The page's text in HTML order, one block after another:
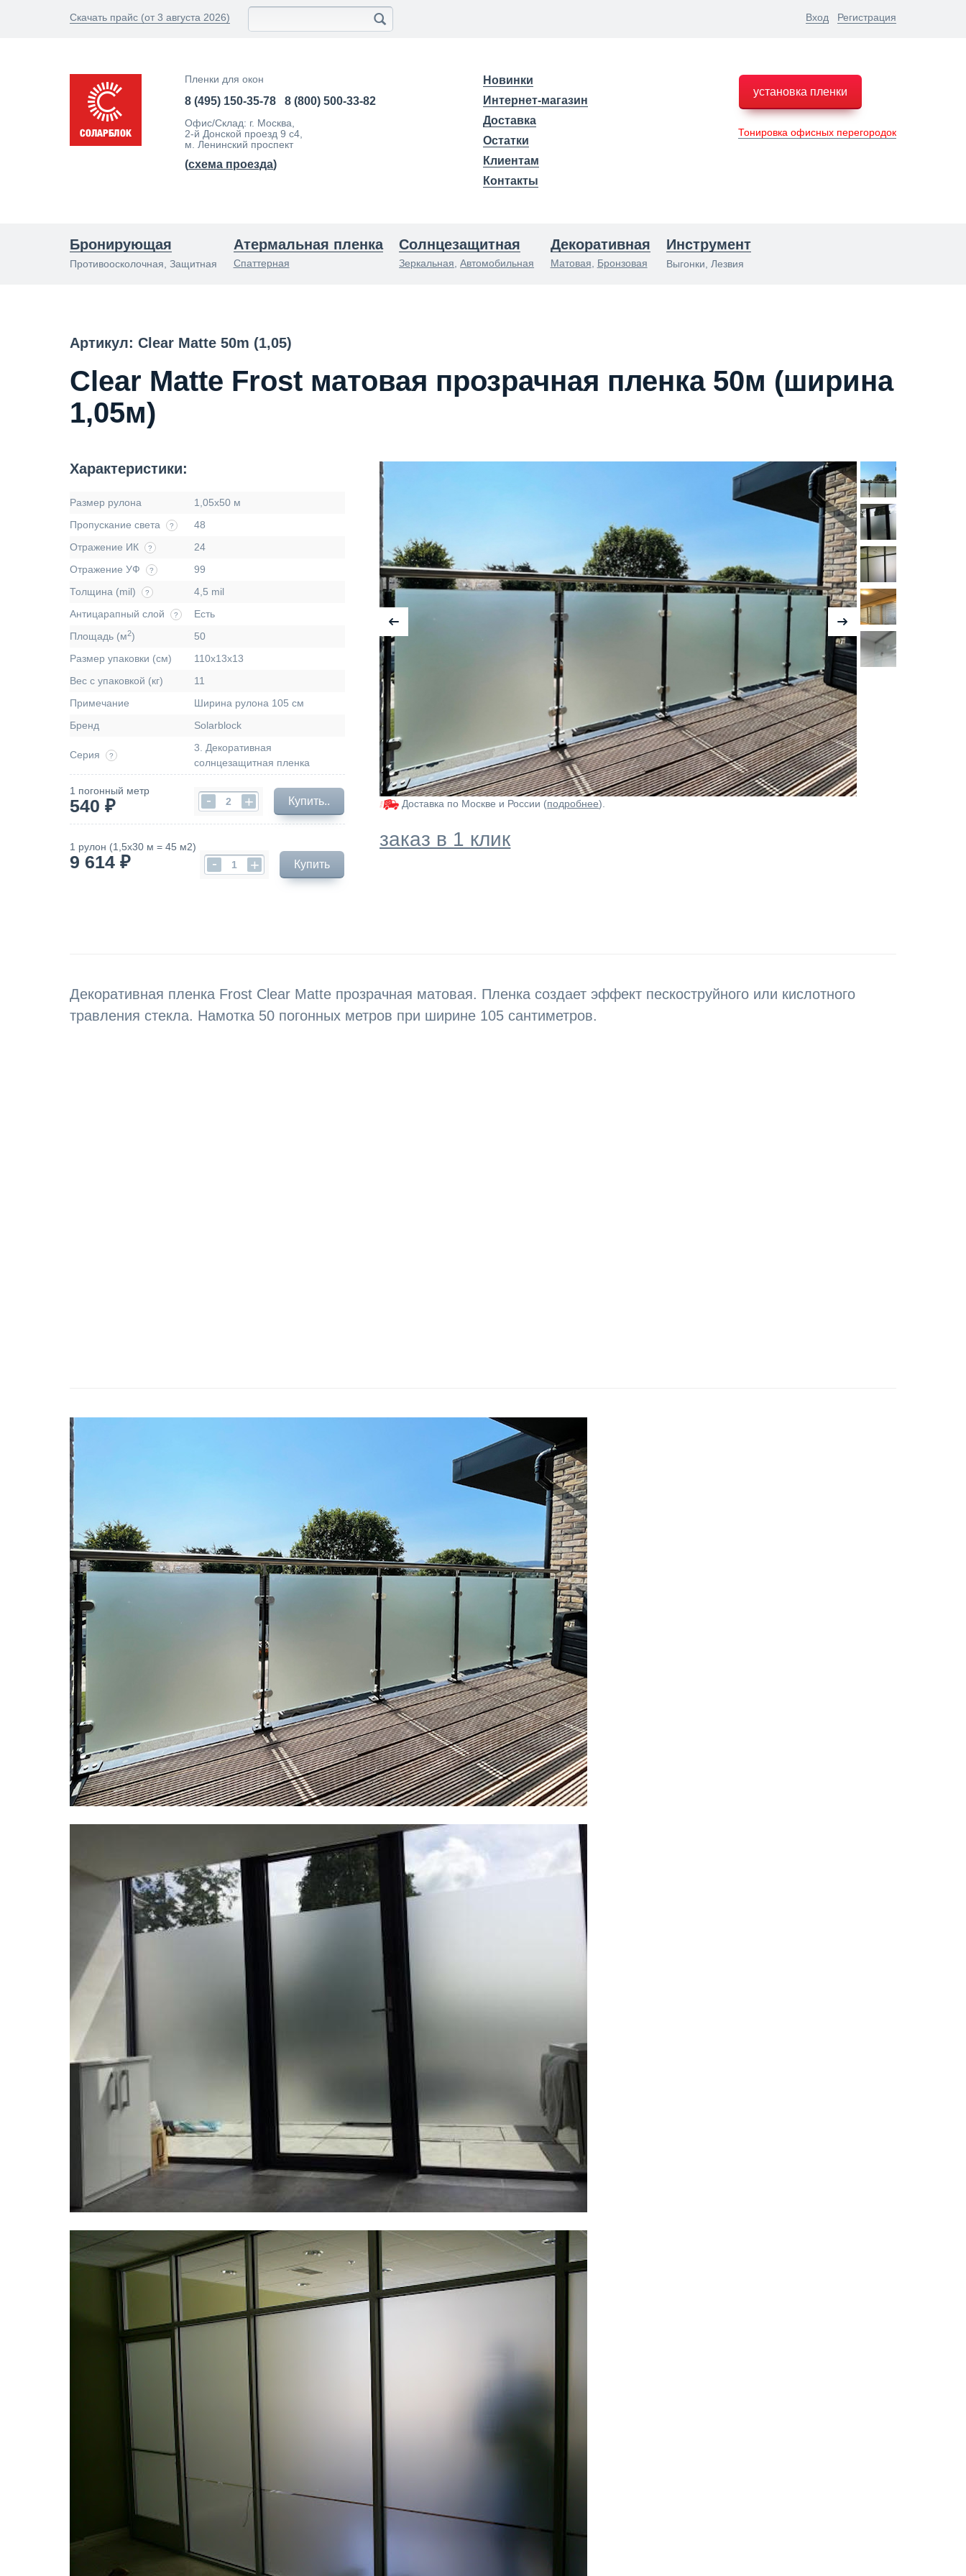
Скачать прайс (от 3 августа 2026) Вход Регистрация
Пленки для окон
8 (495) 150-35-78 8 (800) 500-33-82
Офис/Склад: г. Москва,
2-й Донской проезд 9 с4,
м. Ленинский проспект
(схема проезда)
Новинки
Интернет-магазин
Доставка
Остатки
Клиентам
Контакты
установка пленки
Тонировка офисных перегородок
Бронирующая
Противоосколочная, Защитная
Атермальная пленка
Спаттерная
Солнцезащитная
Зеркальная ,Автомобильная
Декоративная
Матовая Бронзовая
Инструмент
Выгонки, Лезвия
Артикул: Clear Matte 50m (1,05)
Clear Matte Frost матовая прозрачная пленка 50м (ширина
1,05м)
Характеристики:
Размер рулона
1,05х50 м
Пропускание света
?
48
Отражение ИК
?
24
Отражение УФ
?
99
Толщина (mil)
?
4,5 mil
Антицарапный слой
?
Есть
Площадь (м2)
50
Размер упаковки (см)
110х13х13
Вес с упаковкой (кг)
11
Примечание
Ширина рулона 105 см
Бренд
Solarblock
Серия ?
3. Декоративная
солнцезащитная пленка
1 погонный метр
540 ₽ - + Купить..
1 рулон (1,5х30 м = 45 м2)
9 614 ₽ - + Купить
Доставка по Москве и России (подробнее).
заказ в 1 клик
Декоративная пленка Frost Clear Matte прозрачная матовая. Пленка создает эффект пескоструйного или кислотного
травления стекла. Намотка 50 погонных метров при ширине 105 сантиметров.